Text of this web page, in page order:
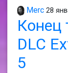
Merc 28
Конец
DLC
5